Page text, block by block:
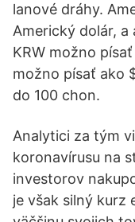
lanové dráhy.
Americký dolár, a
KRW možno
možno písať ako
do 100 chon.
Analytici za tým
koronavírusu na
investorov
je však silný kurz